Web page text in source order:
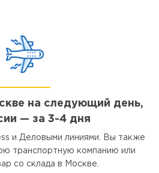
на следующий день,
— за 3-4 дня
и Деловыми линиями. Вы также
транспортную компанию или
со склада в Москве.